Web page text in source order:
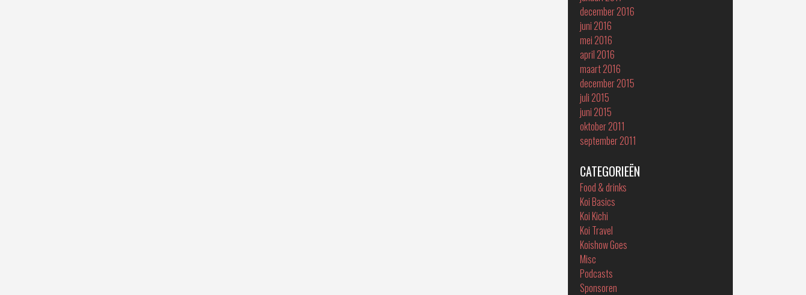
december 2016
juni 2016
mei 2016
april 2016
maart 2016
december 2015
juli 2015
juni 2015
oktober 2011
september 2011
CATEGORIEËN
Food & drinks
Koi Basics
Koi Kichi
Koi Travel
Koishow Goes
Misc
Podcasts
Sponsoren